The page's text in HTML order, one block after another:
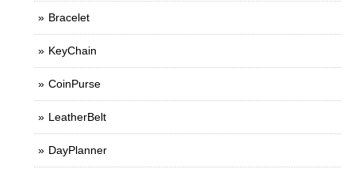
Bracelet
KeyChain
CoinPurse
LeatherBelt
DayPlanner